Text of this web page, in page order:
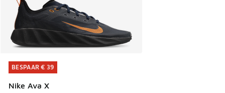
BESPAAR € 39
Nike Ava X
BESPAAR € 39